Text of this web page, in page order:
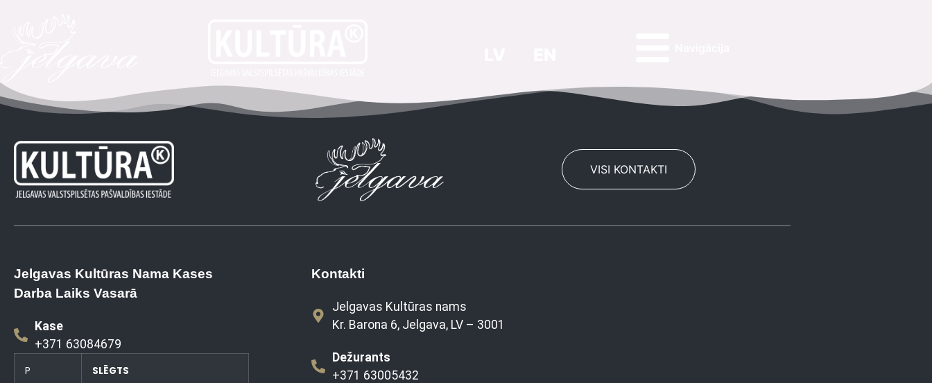
VISI KONTAKTI
Jelgavas Kultūras Nama Kases
Darba Laiks Vasarā
Kase
+371 63084679
P SLĒGTS
Kontakti
Jelgavas Kultūras nams
Kr. Barona 6, Jelgava, LV – 3001
Dežurants
+371 63005432